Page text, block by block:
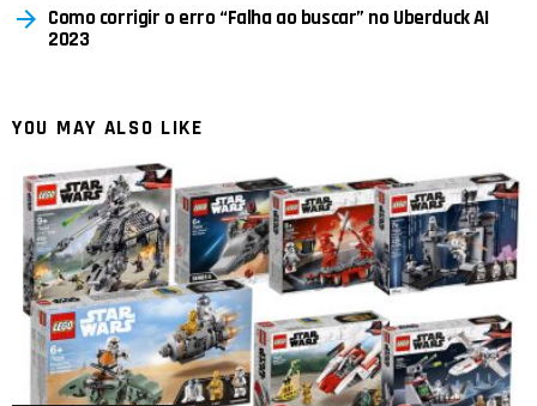
Como corrigir o erro “Falha ao buscar” no Uberduck AI
2023
YOU MAY ALSO LIKE